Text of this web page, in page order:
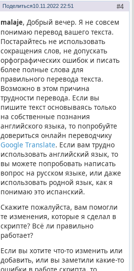
Поделиться 4
10.11.2022 22:51
malaje, Добрый вечер. Я не совсем
понимаю перевод вашего текста.
Постарайтесь не использовать
сокращения слов, не допускать
орфографических ошибок и писать
более полные слова для
правильного перевода текста.
Возможно в этом причина
трудности перевода. Если вы
пишите текст основываясь только
на собственные познания
английского языка, то попробуйте
довериться онлайн переводчику
Google Translate. Если вам трудно
использовать английский язык, то
вы можете попробовать написать
вопрос на русском языке, или даже
использовать родной язык, как я
понимаю это испанский.
Скажите пожалуйста, вам помогли
те изменения, которые я сделал в
скрипте? Всё ли правильно
работает?
Если вы хотите что-то изменить или
добавить, или вы заметили какие-то